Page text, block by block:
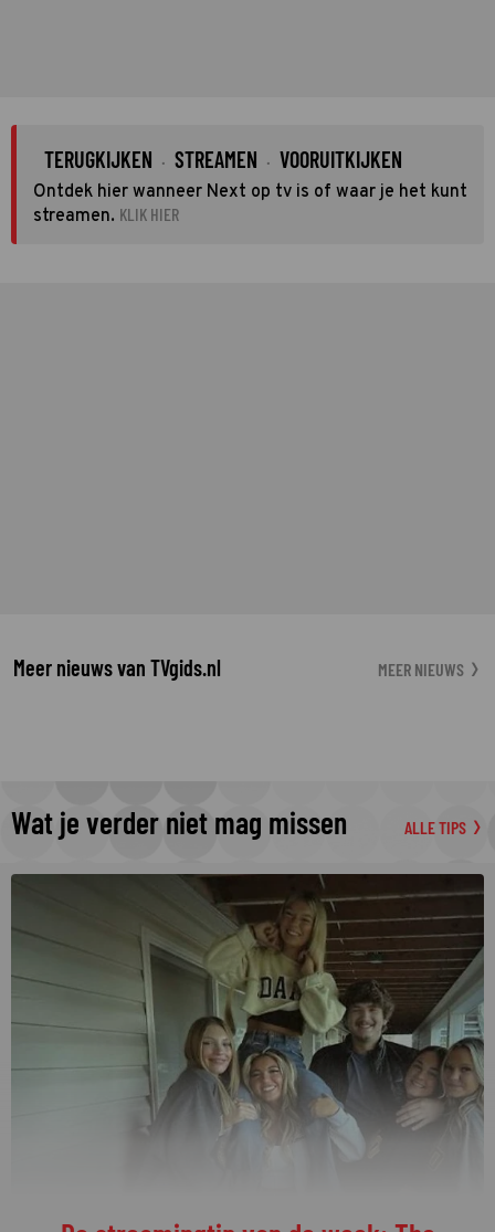
TERUGKIJKEN · STREAMEN · VOORUITKIJKEN
Ontdek hier wanneer Next op tv is of waar je het kunt
streamen. KLIK HIER
Meer nieuws van TVgids.nl MEER NIEUWS
Wat je verder niet mag missen ALLE TIPS